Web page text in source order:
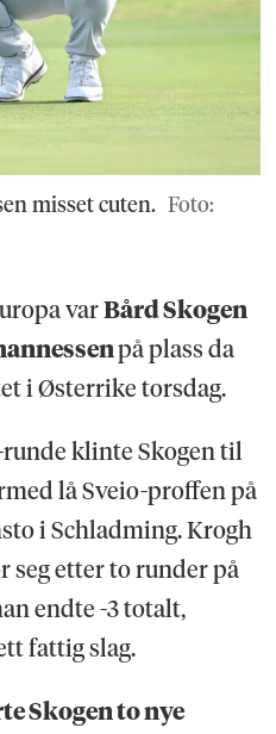
misset cuten. Foto:
varBård Skogen
på plass da
i Østerrike torsdag.
klinte Skogen til
lå Sveio-proffen på
i Schladming. Krogh
seg etter to runder på
endte -3 totalt,
fattig slag.
Skogen to nye